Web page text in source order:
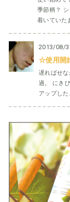
季節柄？
着いていた
2013/08/
☆使用開
遅ればせ
過。 にき
アップし